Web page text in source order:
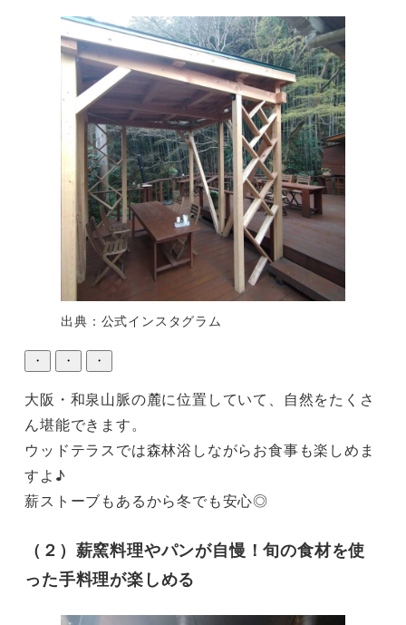
出典：公式インスタグラム
・ ・ ・
大阪・和泉山脈の麓に位置していて、自然をたくさ
ん堪能できます。
ウッドテラスでは森林浴しながらお食事も楽しめま
すよ♪
薪ストーブもあるから冬でも安心◎
（２）薪窯料理やパンが自慢！旬の食材を使
った手料理が楽しめる